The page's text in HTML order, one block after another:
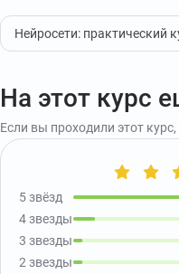
Нейросети: практический
На этот курс
Если вы проходили этот
5 звёзд
4 звезды
3 звезды
2 звезды